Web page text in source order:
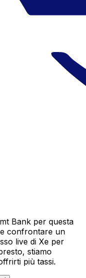
Bank per questa
confrontare un
live di Xe per
stiamo
più tassi.